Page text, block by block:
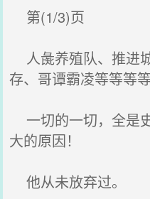
第(1/3)页
人彘养殖队、推进
存、哥谭霸凌等等等等
一切的一切，全是
大的原因！
他从未放弃过。